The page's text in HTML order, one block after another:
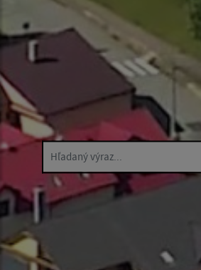
Hľadaný výraz...